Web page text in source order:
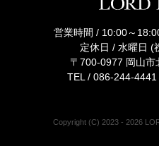
営業時間 / 10:00～
定休日 / 水曜日 (
〒700-0977 岡山市
TEL / 086-244-4441
Copyright (C) 2023 - 2026